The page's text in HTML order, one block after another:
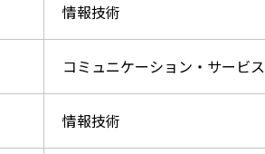
情報技術
コミュニケーション・サービス
情報技術